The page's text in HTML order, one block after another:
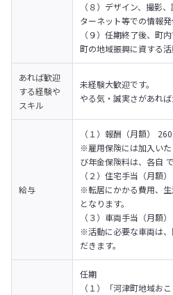
（８）デザイン、撮影
ターネット等での情報
（９）任期終了後、町
町の地域振興に資する
あれば歓迎
する経験や
スキル
未経験大歓迎です。
やる気・誠実さがあれば
給与
（１）報酬（月額）
※雇用保険には加入い
び年金保険料は、各自
（２）住宅手当（月額
※転居にかかる費用、
となります。
（３）車両手当（月額
※活動に必要な車両は
だきます。
任期
（１）「河津町地域お